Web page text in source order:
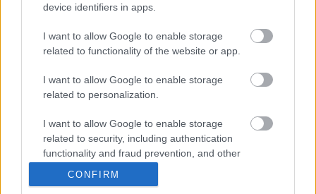
device identifiers in apps.
I want to allow Google to enable storage
related to functionality of the website or app.
I want to allow Google to enable storage
related to personalization.
I want to allow Google to enable storage
related to security, including authentication
functionality and fraud prevention, and other
CONFIRM
Szinkronhangok: Szeretünk, doki! (Doctor
Újabb sorozatévadok lesznek
visszanézhetőek legálisan magyar
Újra látható lesz a magyar gyártású
zenés vígjátéksorozat (videó)